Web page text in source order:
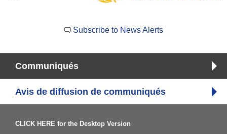
Subscribe to News Alerts
Communiqués
Avis de diffusion de communiqués
CLICK HERE for the Desktop Version